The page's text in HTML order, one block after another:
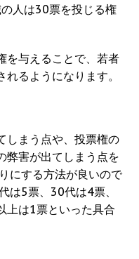
人は30票を投じる権
を与えることで、若者
るようになります。
しまう点や、投票権の
弊害が出てしまう点を
にする方法が良いので
は5票、30代は4票、
上は1票といった具合